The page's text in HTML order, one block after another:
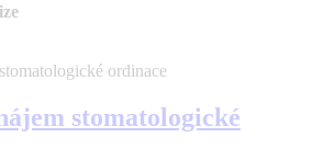
stomatologické